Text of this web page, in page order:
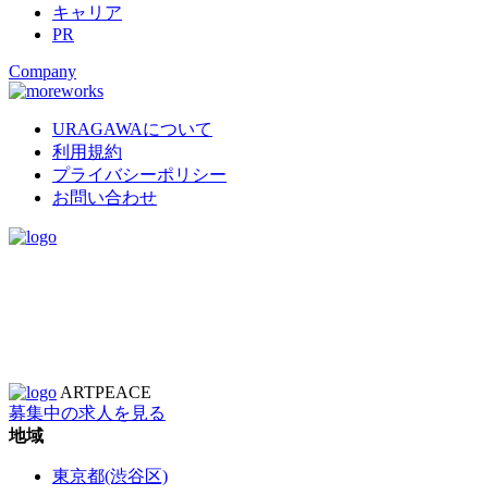
キャリア
PR
Company
URAGAWAについて
利用規約
プライバシーポリシー
お問い合わせ
ARTPEACE
募集中の求人を見る
地域
東京都(渋谷区)